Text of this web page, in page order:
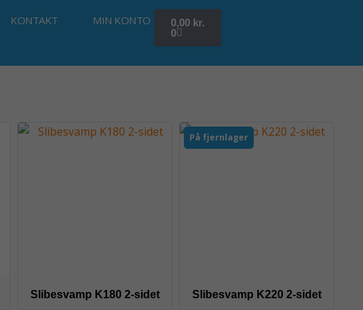
KONTAKT MIN KONTO 0,00 kr.
0
Slibesvamp K180 2-sidet
På fjernlager
Slibesvamp K220 2-sidet